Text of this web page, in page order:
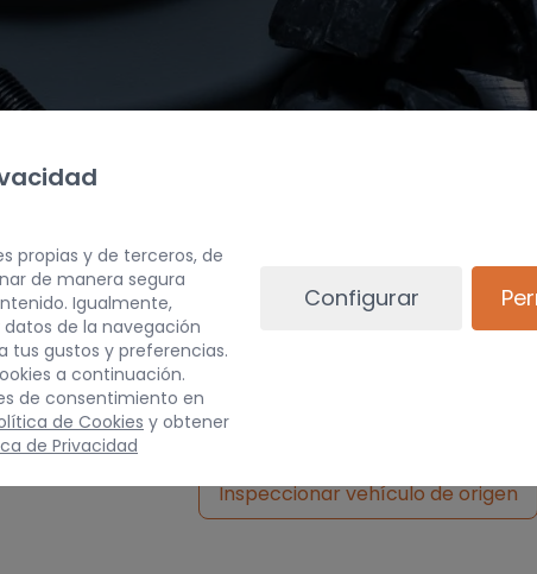
3 kg
Inspeccionar vehículo de origen
propias y de terceros, de
de manera segura
Igualmente,
de la navegación
tus gustos y preferencias.
a continuación.
de consentimiento en
de Cookies y obtener
de Privacidad
Configurar